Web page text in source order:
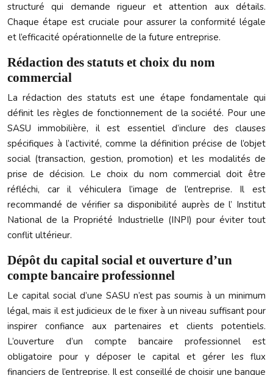
structuré qui demande rigueur et attention aux détails.
Chaque étape est cruciale pour assurer la conformité légale
et l’efficacité opérationnelle de la future entreprise.
Rédaction des statuts et choix du nom
commercial
La rédaction des statuts est une étape fondamentale qui
définit les règles de fonctionnement de la société. Pour une
SASU immobilière, il est essentiel d’inclure des clauses
spécifiques à l’activité, comme la définition précise de l’objet
social (transaction, gestion, promotion) et les modalités de
prise de décision. Le choix du nom commercial doit être
réfléchi, car il véhiculera l’image de l’entreprise. Il est
recommandé de vérifier sa disponibilité auprès de l’ Institut
National de la Propriété Industrielle (INPI) pour éviter tout
conflit ultérieur.
Dépôt du capital social et ouverture d’un
compte bancaire professionnel
Le capital social d’une SASU n’est pas soumis à un minimum
légal, mais il est judicieux de le fixer à un niveau suffisant pour
inspirer confiance aux partenaires et clients potentiels.
L’ouverture d’un compte bancaire professionnel est
obligatoire pour y déposer le capital et gérer les flux
financiers de l’entreprise. Il est conseillé de choisir une banque